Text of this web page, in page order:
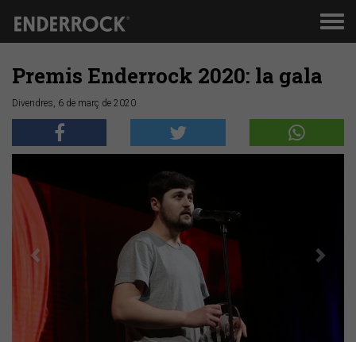
Premis Enderrock 2020: la gala
Divendres, 6 de març de 2020
Anterior